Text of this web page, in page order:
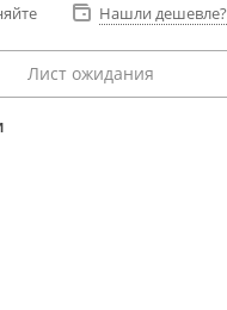
Нашли дешевле?
Лист ожидания